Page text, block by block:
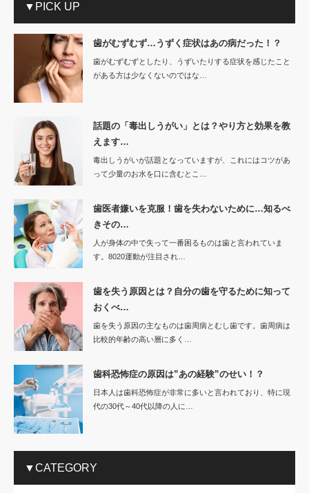
▼PICK UP
歯がむずむず…うずく症状はあの病だった！？
歯がむずむずとしたり、うずいたりする症状を感じたこと
がある方は少なくないのではな…
話題の「毒出しうがい」とは？やり方と効果を教
えます…
毒出しうがいが話題となっていますが、これにはコツがあ
って少量のお水を口に含むとこ…
歯医者嫌いを克服！歯を失わないために…知るべ
きその…
人が身体の中で失って一番困るものは歯と言われていま
す。8020運動が注目され…
歯を失う原因とは？自分の歯を守るために知って
おくべ…
歯を失う原因の主なものは歯周病とむし歯です。歯周病は
比較的年齢の高い層に多く…
歯科恐怖症の原因は”あの経験”のせい！？
日本人は歯科恐怖症が非常に多いと言われており、特に現
代の30代～40代以降の人に…
▼CATEGORY